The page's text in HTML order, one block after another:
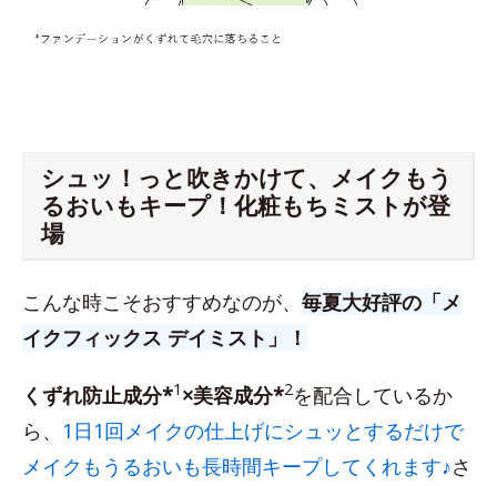
シュッ！っと吹きかけて、メイクもう
るおいもキープ！化粧もちミストが登
場
こんな時こそおすすめなのが、 毎夏大好評の「メ
イクフィックス デイミスト」！
くずれ防止成分*1 ×美容成分*2を配合しているか
ら、 1日1回メイクの仕上げにシュッとするだけで
メイクもうるおいも長時間キープしてくれます♪さ